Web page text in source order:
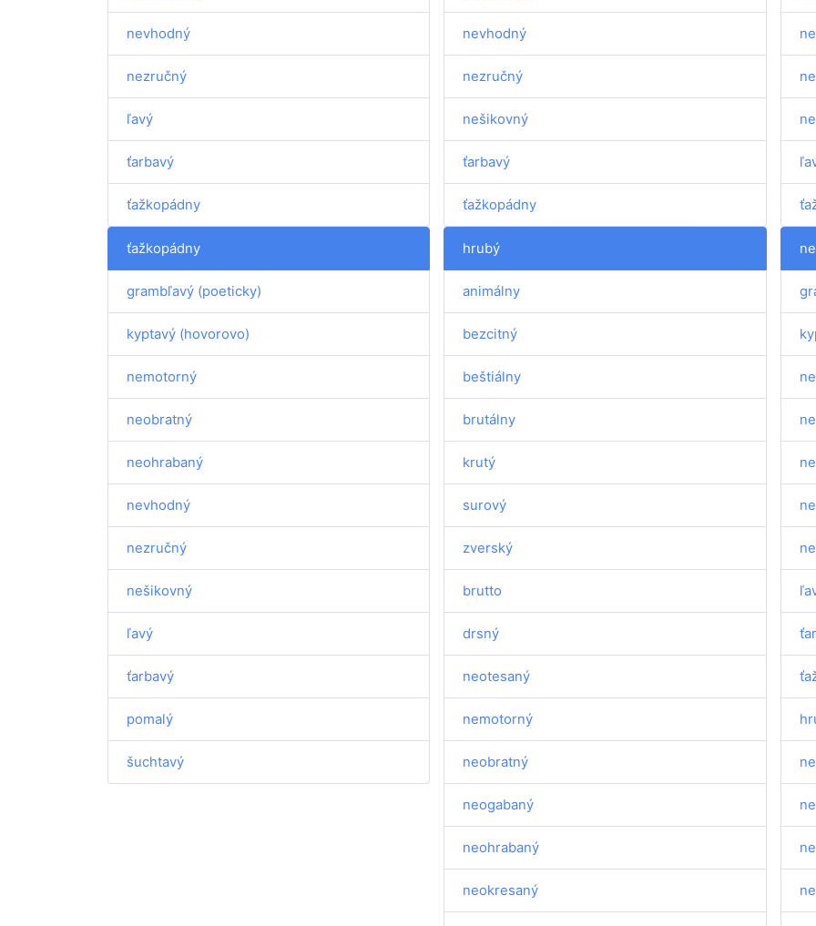
nevhodný
nezručný
ľavý
ťarbavý
ťažkopádny
nevhodný
nezručný
nešikovný
ťarbavý
ťažkopádny
ťažkopádny
grambľavý (poeticky)
kyptavý (hovorovo)
nemotorný
neobratný
neohrabaný
nevhodný
nezručný
nešikovný
ľavý
ťarbavý
pomalý
šuchtavý
hrubý
animálny
bezcitný
beštiálny
brutálny
krutý
surový
zverský
brutto
drsný
neotesaný
nemotorný
neobratný
neogabaný
neohrabaný
neokresaný